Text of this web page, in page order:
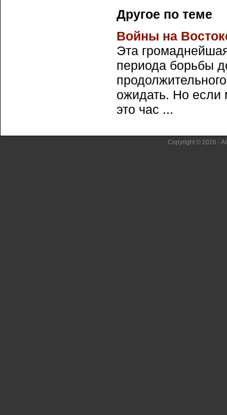
Другое по теме
Войны на
Эта
периода борьбы
ожидать. Но если
это час ...
Copyright © 2026 -